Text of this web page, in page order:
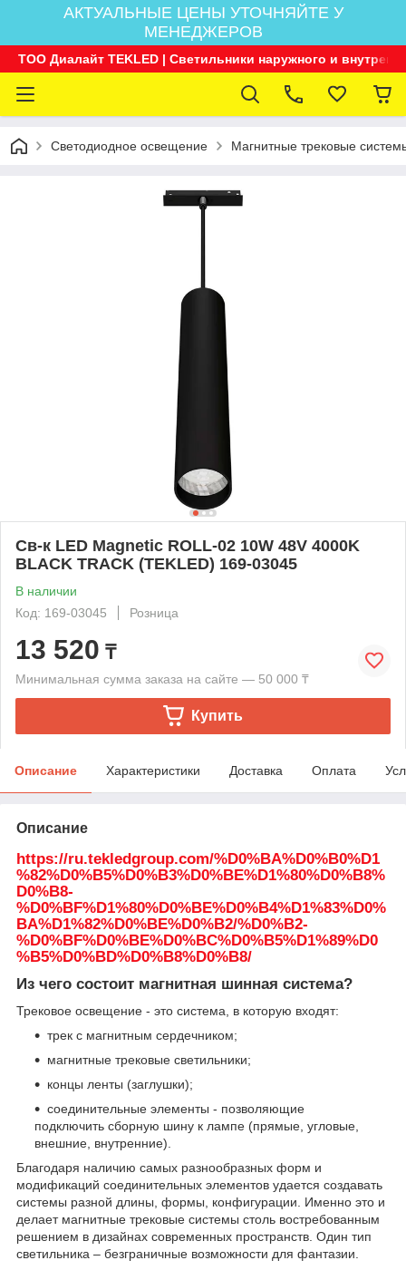
АКТУАЛЬНЫЕ ЦЕНЫ УТОЧНЯЙТЕ У
МЕНЕДЖЕРОВ
ТОО Диалайт TEKLED | Светильники наружного и
Светодиодное освещение Магнитные трековые
Св-к LED Magnetic ROLL-02 10W 48V 4000K
BLACK TRACK (TEKLED) 169-03045
В наличии
Код: 169-03045
Розница
13 520 ₸
Минимальная сумма заказа на сайте — 50 000 ₸
Купить
Описание Характеристики Доставка Оплата
Описание
https://ru.tekledgroup.com/%D0%BA%D0%B0%D1
%82%D0%B5%D0%B3%D0%BE%D1%80%D0%B8%
D0%B8-
%D0%BF%D1%80%D0%BE%D0%B4%D1%83%D0%
BA%D1%82%D0%BE%D0%B2/%D0%B2-
%D0%BF%D0%BE%D0%BC%D0%B5%D1%89%D0
%B5%D0%BD%D0%B8%D0%B8/
Из чего состоит магнитная шинная система?
Трековое освещение - это система, в которую входят:
трек с магнитным сердечником;
магнитные трековые светильники;
концы ленты (заглушки);
соединительные элементы - позволяющие
подключить сборную шину к лампе (прямые, угловые,
внешние, внутренние).
Благодаря наличию самых разнообразных форм и
модификаций соединительных элементов удается создавать
системы разной длины, формы, конфигурации. Именно это и
делает магнитные трековые системы столь востребованным
решением в дизайнах современных пространств. Один тип
светильника – безграничные возможности для фантазии.